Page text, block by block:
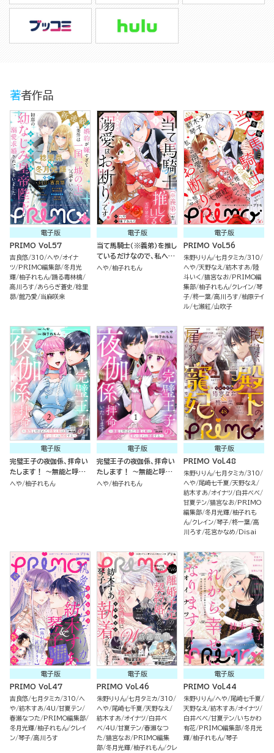
著者作品
電子版
PRIMO Vol.57
吉良悠 310 へや オイナ
ツ
PRIMO編集部 冬月光
輝 柚子れもん 踊る毒林檎
高川ろす
あららぎ蒼史
稔里
昴 館乃愛 当麻咲来
電子版
当て馬騎士（※義弟）を推し
ているだけなので、私への
溺愛はお断りです！（分冊
へや 柚子れもん
電子版
PRIMO Vol.56
朱野りりん 七月タミカ 310
へや 天野なえ 紡木すあ
陸
斗いく 猫宮なお
PRIMO編
集部 柚子れもん クレイン 琴
子 柊一葉 高川ろす 柚原テイ
ル 七瀬紅 山吹子
電子版
完璧王子の夜伽係、拝命い
たします！ ～無能と呼ば
れた羊数え姫は甘い日々に
へや 柚子れもん
電子版
完璧王子の夜伽係、拝命い
たします！ ～無能と呼ば
れた羊数え姫は甘い日々に
へや 柚子れもん
電子版
PRIMO Vol.48
朱野りりん 七月タミカ 310
へや 尾崎七千夏 天野なえ
紡木すあ オイナツ 白井べべ
甘夏テン 猫宮なお
PRIMO
編集部 冬月光輝 柚子れも
ん クレイン 琴子 柊一葉 高
川ろす 花宮かなめ Disai
電子版
PRIMO Vol.47
吉良悠 七月タミカ 310 へ
や 紡木すあ 4U 甘夏テン
春瀬なつた
PRIMO編集部
冬月光輝 柚子れもん クレイ
ン 琴子 高川ろす
電子版
PRIMO Vol.46
朱野りりん 七月タミカ 310
へや 尾崎七千夏 天野なえ
紡木すあ オイナツ 白井べ
べ 4U 甘夏テン 春瀬なつ
た 猫宮なお
PRIMO編集
部 冬月光輝 柚子れもん クレ
電子版
PRIMO Vol.44
朱野りりん へや 尾崎七千夏
天野なえ
紡木すあ オイナツ
白井べべ 甘夏テン いちかわ
有花
PRIMO編集部 冬月光
輝 柚子れもん 琴子